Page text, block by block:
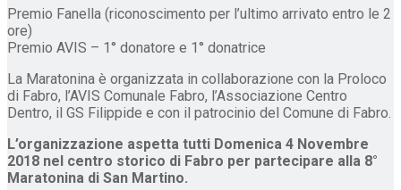
Premio Fanella (riconoscimento per l’ultimo arrivato entro le 2
ore)
Premio AVIS – 1° donatore e 1° donatrice
La Maratonina è organizzata in collaborazione con la Proloco
di Fabro, l’AVIS Comunale Fabro, l’Associazione Centro
Dentro, il GS Filippide e con il patrocinio del Comune di Fabro.
L’organizzazione aspetta tutti Domenica 4 Novembre
2018 nel centro storico di Fabro per partecipare alla 8°
Maratonina di San Martino.